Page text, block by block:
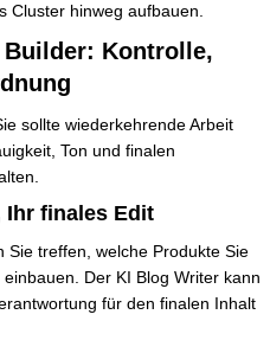
Cluster hinweg aufbauen.
Builder: Kontrolle,
sollte wiederkehrende Arbeit
Ton und finalen
Ihr finales Edit
Sie treffen, welche Produkte Sie
Der KI Blog Writer kann
für den finalen Inhalt